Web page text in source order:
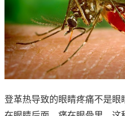
登革热导致的眼睛疼痛不是眼